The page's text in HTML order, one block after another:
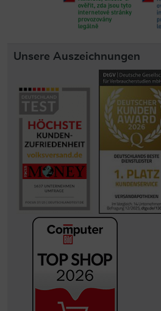
Unsere Auszeichnungen